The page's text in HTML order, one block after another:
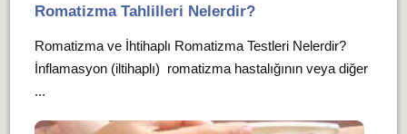
Romatizma Tahlilleri Nelerdir?
Romatizma ve İhtihaplı Romatizma Testleri Nelerdir?
İnflamasyon (iltihaplı) romatizma hastalığının veya diğer
...